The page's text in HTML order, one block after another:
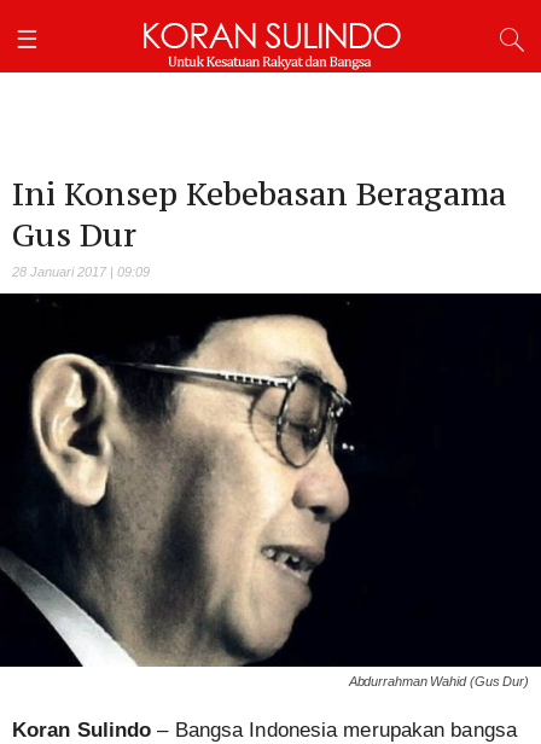
Ini Konsep Kebebasan Beragama
Gus Dur
28 Januari 2017 | 09:09
Abdurrahman Wahid (Gus Dur)
Koran Sulindo – Bangsa Indonesia merupakan bangsa